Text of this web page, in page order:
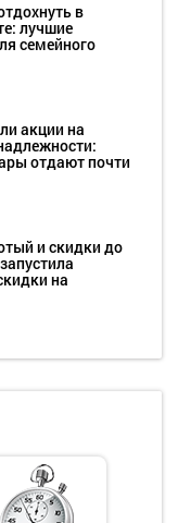
в
лучшие
семейного
акции на
отдают почти
и скидки до
на